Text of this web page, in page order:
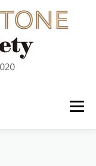
メニュー